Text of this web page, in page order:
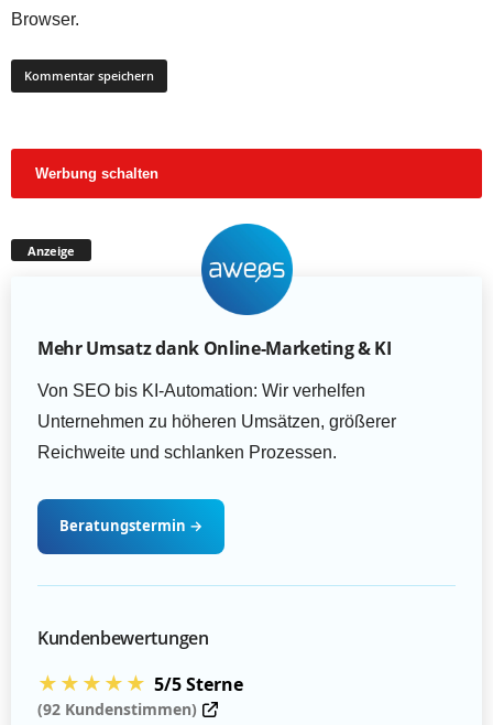
Browser.
Werbung schalten
Anzeige
Mehr Umsatz dank Online-Marketing & KI
Von SEO bis KI-Automation: Wir verhelfen
Unternehmen zu höheren Umsätzen, größerer
Reichweite und schlanken Prozessen.
Beratungstermin →
Kundenbewertungen
★★★★★ 5/5 Sterne
(92 Kundenstimmen)